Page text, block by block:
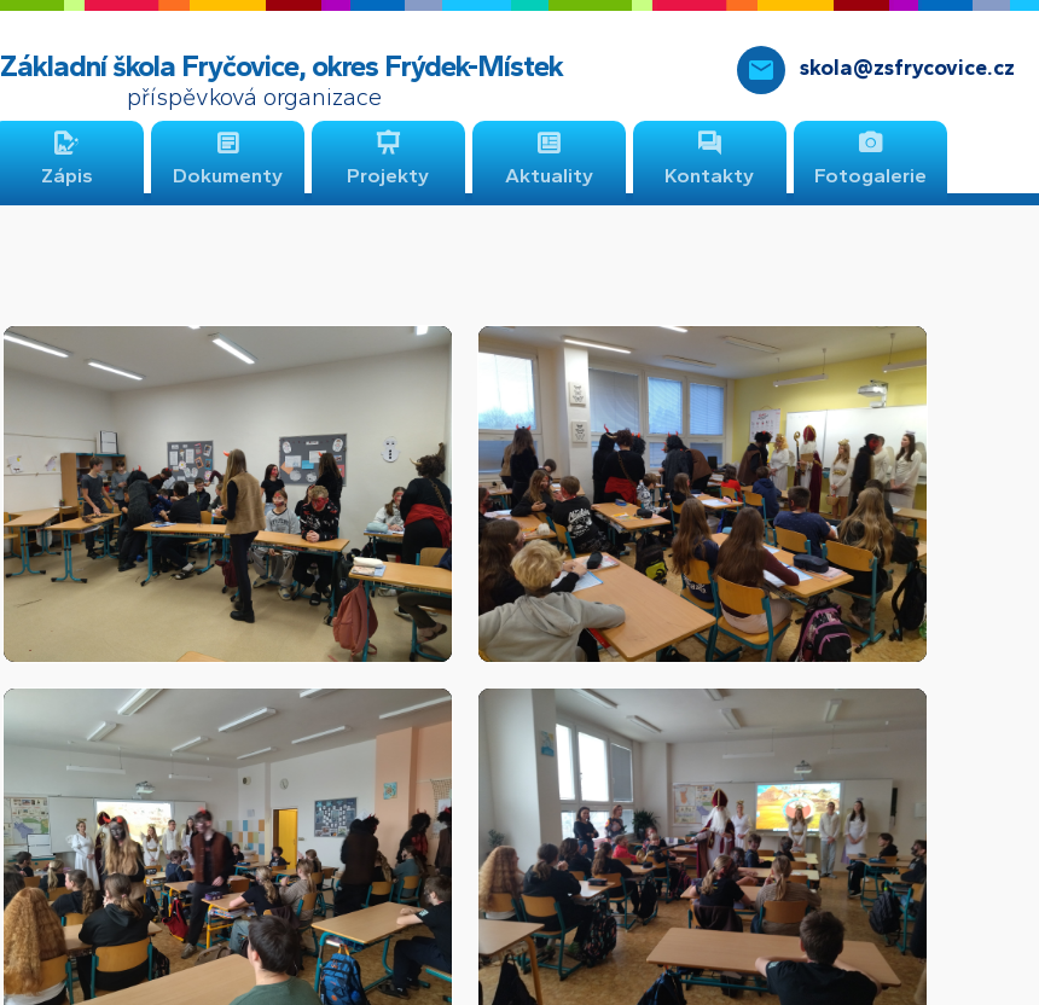
Základní škola Fryčovice, okres Frýdek-Místek
příspěvková organizace
skola@zsfrycovice.cz
Zápis Dokumenty Projekty Aktuality Kontakty Fotogalerie